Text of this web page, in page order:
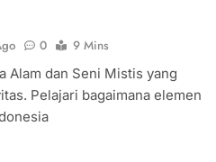
0
9 Mins
Alam dan Seni Mistis yang
Pelajari bagaimana elemen